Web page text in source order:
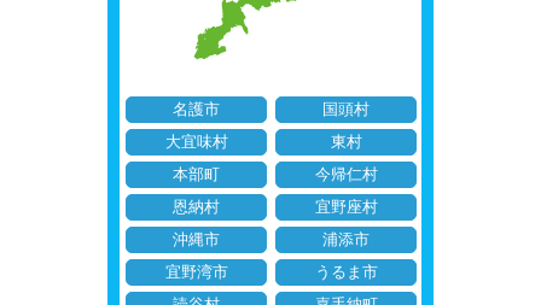
名護市
国頭村
大宜味村
東村
本部町
今帰仁村
恩納村
宜野座村
沖縄市
浦添市
宜野湾市
うるま市